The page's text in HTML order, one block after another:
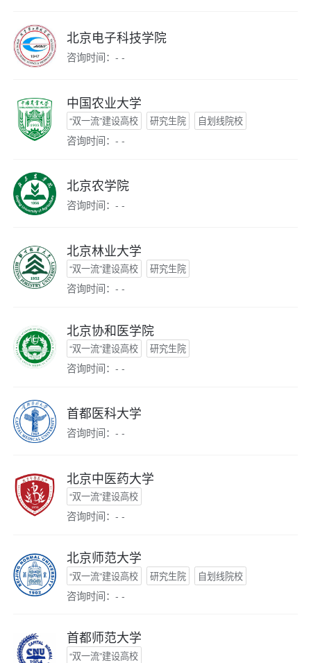
北京电子科技学院
咨询时间：- -
中国农业大学
“双一流”建设高校 研究生院 自划线院校
咨询时间：- -
北京农学院
咨询时间：- -
北京林业大学
“双一流”建设高校 研究生院
咨询时间：- -
北京协和医学院
“双一流”建设高校 研究生院
咨询时间：- -
首都医科大学
咨询时间：- -
北京中医药大学
“双一流”建设高校
咨询时间：- -
北京师范大学
“双一流”建设高校 研究生院 自划线院校
咨询时间：- -
首都师范大学
“双一流”建设高校